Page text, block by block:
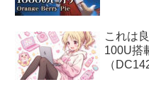
これは
100U搭
（